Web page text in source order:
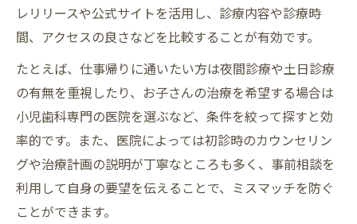
レリリースや公式サイトを活用し、診療内容や診療時
間、アクセスの良さなどを比較することが有効です。
たとえば、仕事帰りに通いたい方は夜間診療や土日診療
の有無を重視したり、お子さんの治療を希望する場合は
小児歯科専門の医院を選ぶなど、条件を絞って探すと効
率的です。また、医院によっては初診時のカウンセリン
グや治療計画の説明が丁寧なところも多く、事前相談を
利用して自身の要望を伝えることで、ミスマッチを防ぐ
ことができます。